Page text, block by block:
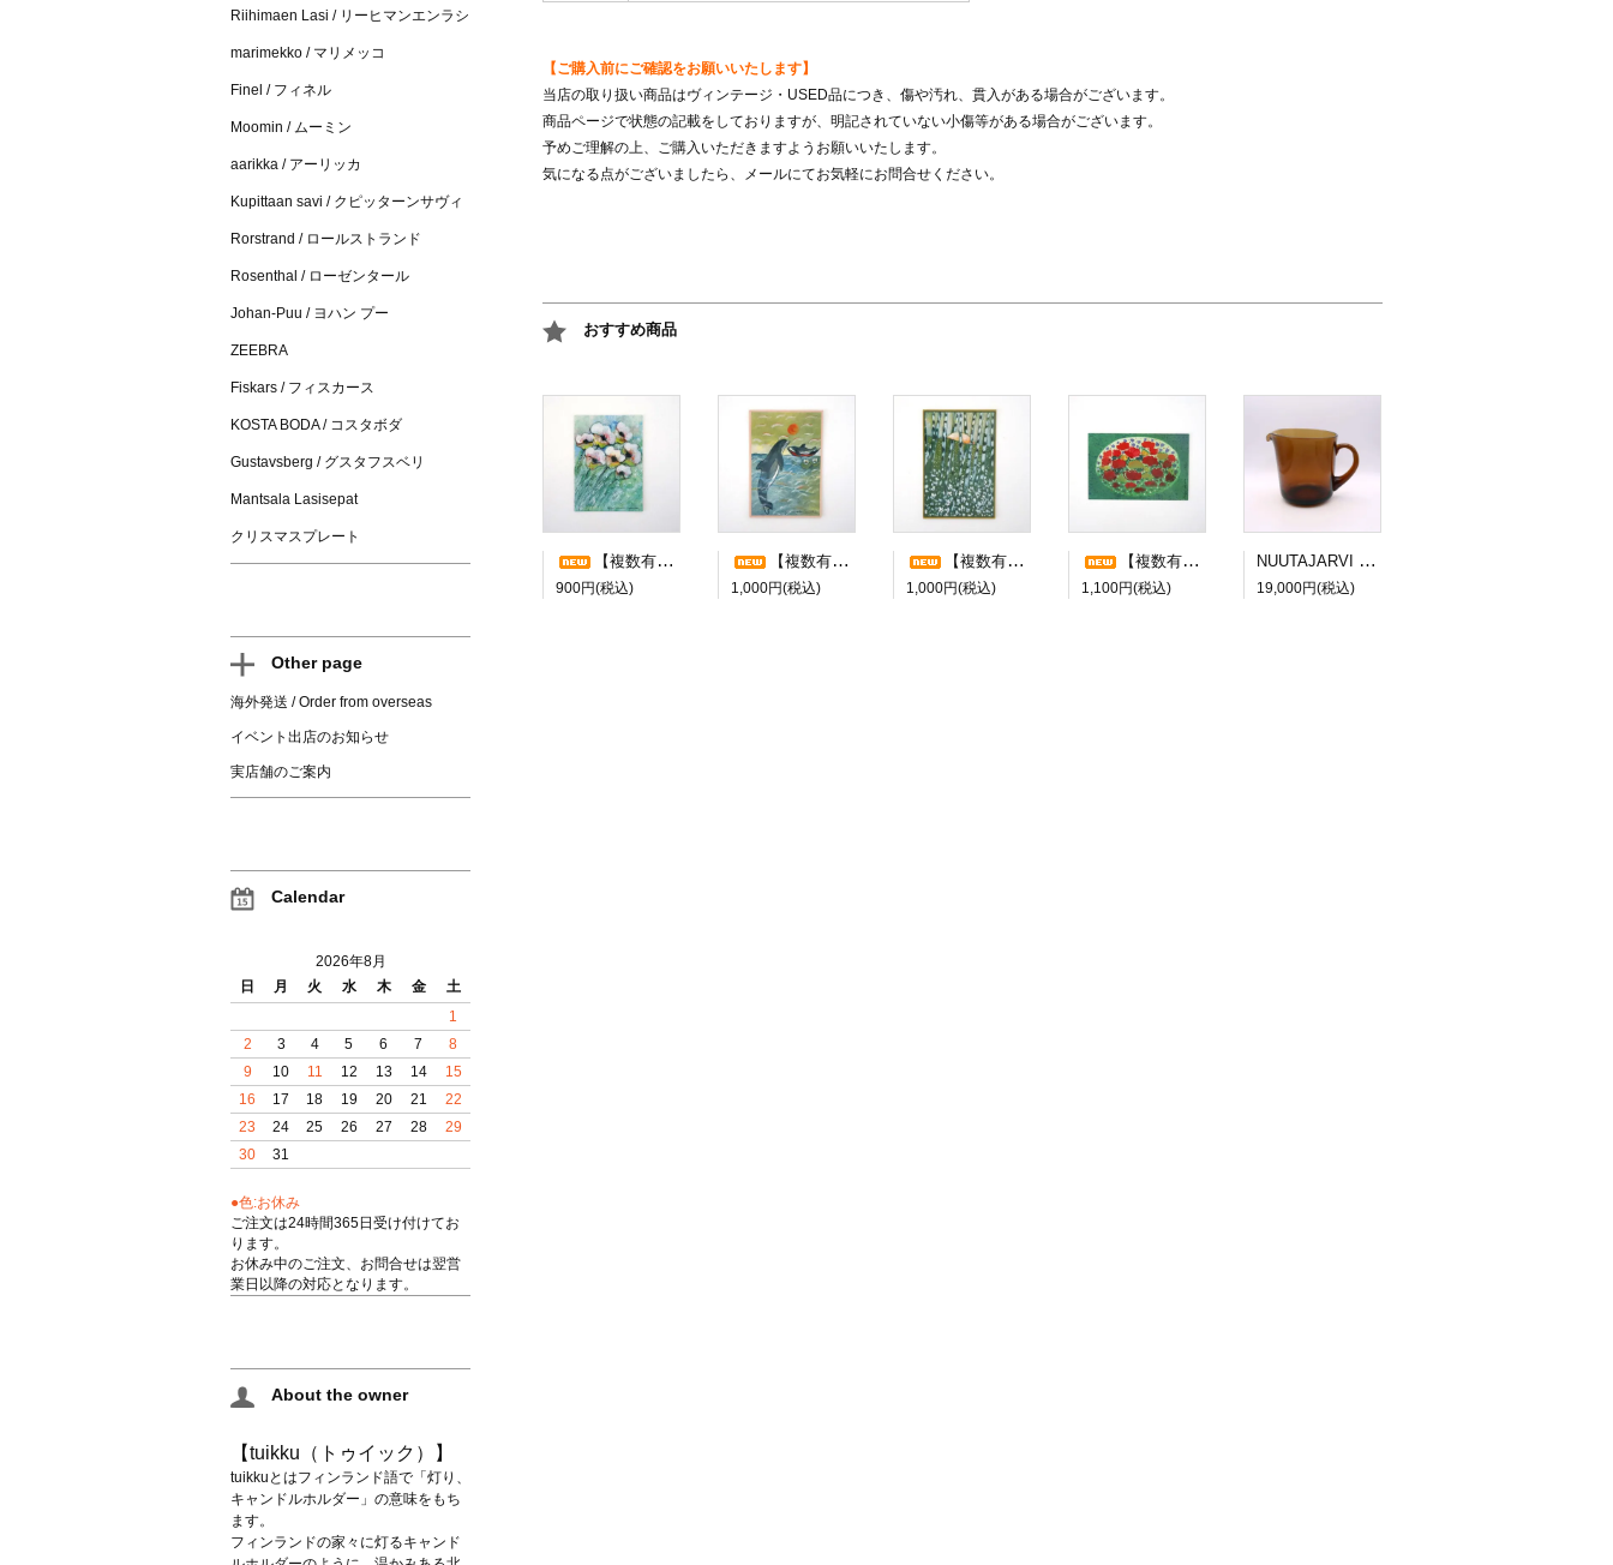
【ご購入前にご確認をお願いいたします】
当店の取り扱い商品はヴィンテージ・USED品につき、傷や汚れ、貫入がある場合がございます。
商品ページで状態の記載をしておりますが、明記されていない小傷等がある場合がございます。
予めご理解の上、ご購入いただきますようお願いいたします。
気になる点がございましたら、メールにてお気軽にお問合せください。
おすすめ商品
【複数有】Heljä Liukko-Sundström/ヘルヤ・リウッコ・スンドストロム ポストカード ”LUMIKUKAT”
900円(税込)
【複数有】Heljä Liukko-Sundström/ヘルヤ・リウッコ・スンドストロム ポストカード ”OH,HOH”
1,000円(税込)
【複数有】Heljä Liukko-Sundström/ヘルヤ・リウッコ・スンドストロム ポストカード ”AURINGON VUOMA”
1,000円(税込)
【複数有】Heljä Liukko-Sundström/ヘルヤ・リウッコ・スンドストロム メッセージカード ”SYLILLINEN ONNEA”
1,100円(税込)
NUUTAJARVI Kaj Franck/カイ・フランク 5601 ピッチャー ブラウン
19,000円(税込)
Riihimaen Lasi / リーヒマンエンラシ
marimekko / マリメッコ
Finel / フィネル
Moomin / ムーミン
aarikka / アーリッカ
Kupittaan savi / クピッターンサヴィ
Rorstrand / ロールストランド
Rosenthal / ローゼンタール
Johan-Puu / ヨハン プー
ZEEBRA
Fiskars / フィスカース
KOSTA BODA / コスタボダ
Gustavsberg / グスタフスベリ
Mantsala Lasisepat
クリスマスプレート
Other page
海外発送 / Order from overseas
イベント出店のお知らせ
実店舗のご案内
Calendar
2026年8月
日
月 火 水 木 金
土
1
2
3 4 5 6 7
8
9
10 11 12 13 14
15
16
17 18 19 20 21
22
23
24 25 26 27 28
29
30
31
●色:お休み
ご注文は24時間365日受け付けてお
ります。
お休み中のご注文、お問合せは翌営
業日以降の対応となります。
About the owner
【tuikku（トゥイック）】
tuikkuとはフィンランド語で「灯り、
キャンドルホルダー」の意味をもち
ます。
フィンランドの家々に灯るキャンド